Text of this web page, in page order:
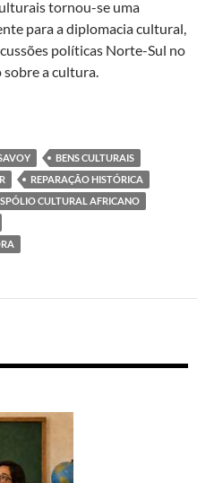
tornou-se uma
para a diplomacia cultural,
políticas Norte-Sul no
a cultura.
culturais: a decolonialidade
BENS CULTURAIS
REPARAÇÃO HISTÓRICA
CULTURAL AFRICANO